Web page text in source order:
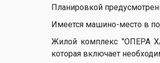
Планировкой
Имеется машино-место в
Жилой комплекс "ОПЕРА
которая включает